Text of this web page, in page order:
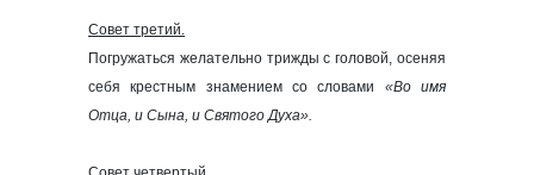
Совет третий.
Погружаться желательно трижды с головой, осеняя
себя крестным знамением со словами «Во имя
Отца, и Сына, и Святого Духа».